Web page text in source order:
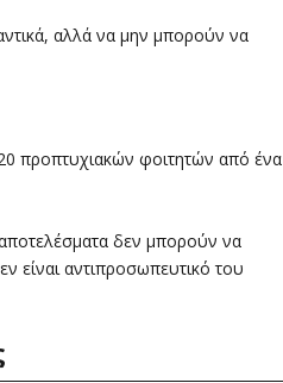
αλλά να μην μπορούν να
προπτυχιακών φοιτητών από ένα
αποτελέσματα δεν μπορούν να
είναι αντιπροσωπευτικό του